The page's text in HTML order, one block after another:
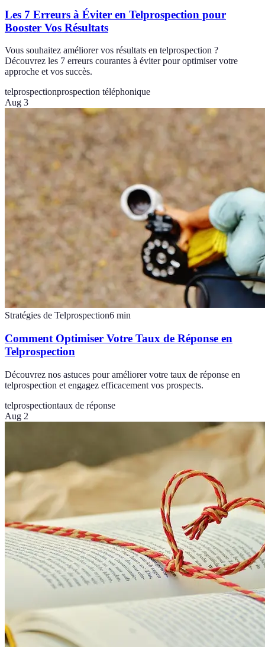
Les 7 Erreurs à Éviter en Telprospection pour
Booster Vos Résultats
Vous souhaitez améliorer vos résultats en telprospection ?
Découvrez les 7 erreurs courantes à éviter pour optimiser votre
approche et vos succès.
telprospectionprospection téléphonique
Aug 3
Stratégies de Telprospection6 min
Comment Optimiser Votre Taux de Réponse en
Telprospection
Découvrez nos astuces pour améliorer votre taux de réponse en
telprospection et engagez efficacement vos prospects.
telprospectiontaux de réponse
Aug 2